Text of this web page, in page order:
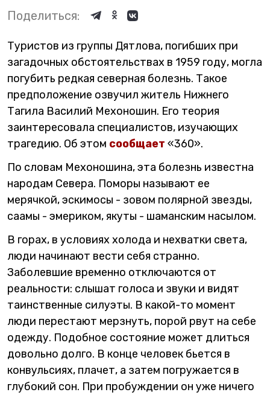
Поделиться:
Туристов из группы Дятлова, погибших при
загадочных обстоятельствах в 1959 году, могла
погубить редкая северная болезнь. Такое
предположение озвучил житель Нижнего
Тагила Василий Мехоношин. Его теория
заинтересовала специалистов, изучающих
трагедию. Об этом сообщает «360».
По словам Мехоношина, эта болезнь известна
народам Севера. Поморы называют ее
мерячкой, эскимосы - зовом полярной звезды,
саамы - эмериком, якуты - шаманским насылом.
В горах, в условиях холода и нехватки света,
люди начинают вести себя странно.
Заболевшие временно отключаются от
реальности: слышат голоса и звуки и видят
таинственные силуэты. В какой-то момент
люди перестают мерзнуть, порой рвут на себе
одежду. Подобное состояние может длиться
довольно долго. В конце человек бьется в
конвульсиях, плачет, а затем погружается в
глубокий сон. При пробуждении он уже ничего